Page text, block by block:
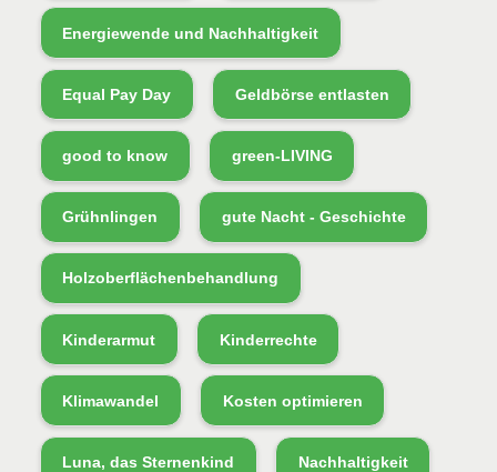
Energiewende und Nachhaltigkeit
Equal Pay Day Geldbörse entlasten
good to know green-LIVING
Grühnlingen gute Nacht - Geschichte
Holzoberflächenbehandlung
Kinderarmut Kinderrechte
Klimawandel Kosten optimieren
Luna, das Sternenkind Nachhaltigkeit